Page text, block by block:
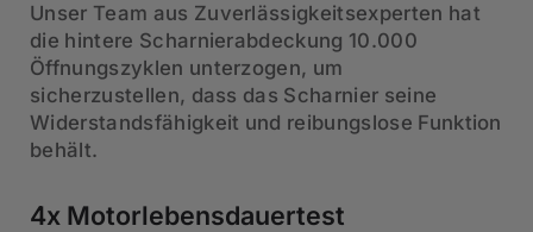
Unser Team aus Zuverlässigkeitsexperten hat
die hintere Scharnierabdeckung 10.000
Öffnungszyklen unterzogen, um
sicherzustellen, dass das Scharnier seine
Widerstandsfähigkeit und reibungslose Funktion
behält.
4x Motorlebensdauertest